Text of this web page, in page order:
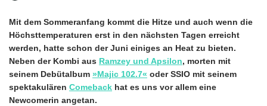
Mit dem Sommeranfang kommt die Hitze und auch wenn die
Höchsttemperaturen erst in den nächsten Tagen erreicht
werden, hatte schon der Juni einiges an Heat zu bieten.
Neben der Kombi aus Ramzey und Apsilon, morten mit
seinem Debütalbum »Majic 102.7« oder SSIO mit seinem
spektakulären Comeback hat es uns vor allem eine
Newcomerin angetan.